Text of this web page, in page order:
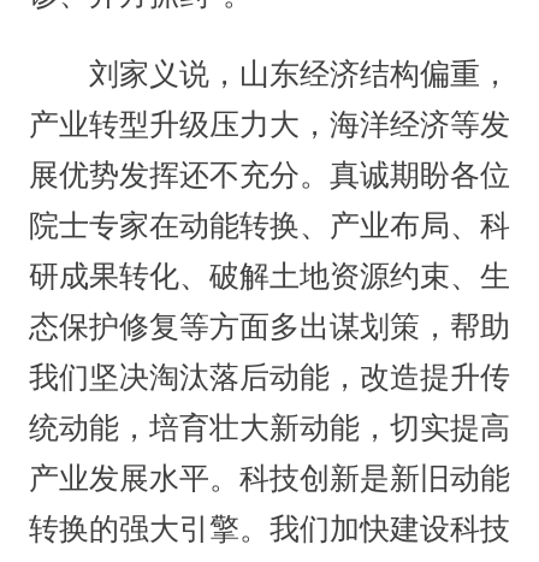
刘家义说，山东经济结构偏重，
产业转型升级压力大，海洋经济等发
展优势发挥还不充分。真诚期盼各位
院士专家在动能转换、产业布局、科
研成果转化、破解土地资源约束、生
态保护修复等方面多出谋划策，帮助
我们坚决淘汰落后动能，改造提升传
统动能，培育壮大新动能，切实提高
产业发展水平。科技创新是新旧动能
转换的强大引擎。我们加快建设科技